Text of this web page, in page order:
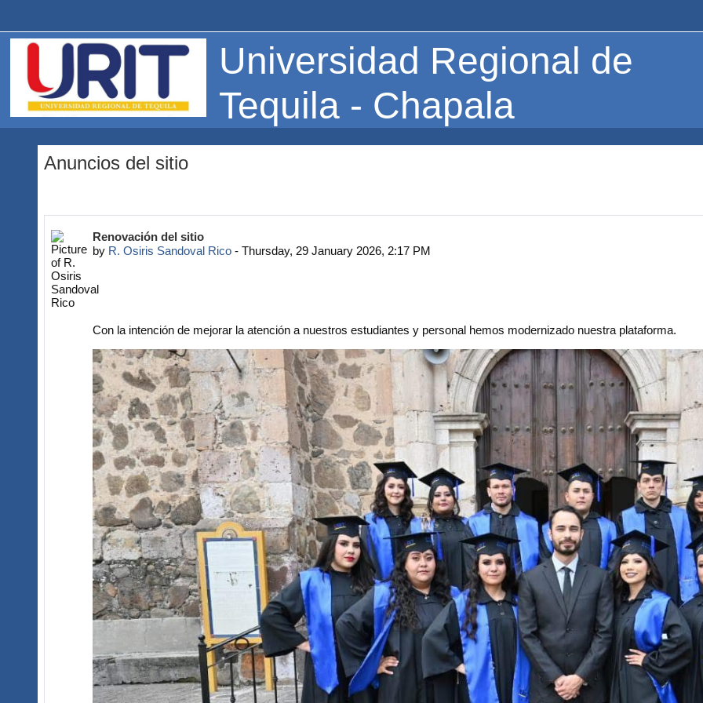
Universidad Regional de
Tequila - Chapala
Anuncios del sitio
Renovación del sitio
by R. Osiris Sandoval Rico -Thursday, 29 January 2026, 2:17 PM
Con la intención de mejorar la atención a nuestros estudiantes y personal hemos modernizado nuestra plataforma.